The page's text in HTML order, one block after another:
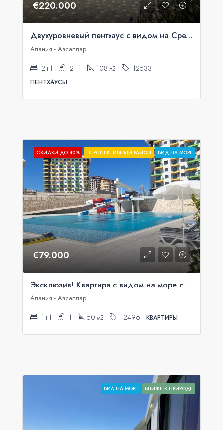
€220.000
Двухуровневый пентхаус с видом на Средиземное море в Аланье, Авсаллар.
Алания - Авсаллар
2+1 2+1 108 м2 12533
ПЕНТХАУСЫ
СКИДКИ ДО 40% ПЕРСПЕКТИВНЫЙ РАЙОН ВИД НА МОРЕ
€79.000
Эксклюзив! Квартира с видом на море со скидкой 20%
Алания - Авсаллар
1+1 1 50 м2 12496 КВАРТИРЫ
ВИД НА МОРЕ БЛИЖЕ К ПРИРОДЕ